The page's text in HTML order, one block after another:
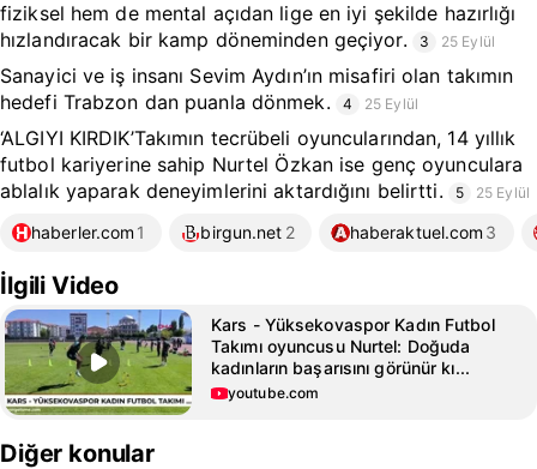
fiziksel hem de mental açıdan lige en iyi şekilde hazırlığı
hızlandıracak bir kamp döneminden geçiyor.
3 25 Eylül
Sanayici ve iş insanı Sevim Aydın’ın misafiri olan takımın
hedefi Trabzon dan puanla dönmek.
4 25 Eylül
‘ALGIYI KIRDIK’Takımın tecrübeli oyuncularından, 14 yıllık
futbol kariyerine sahip Nurtel Özkan ise genç oyunculara
ablalık yaparak deneyimlerini aktardığını belirtti.
5 25 Eylül
haberler.com 1 birgun.net 2 haberaktuel.com 3
İlgili Video
Kars - Yüksekovaspor Kadın Futbol
Takımı oyuncusu Nurtel: Doğuda
kadınların başarısını görünür kı...
youtube.com
Diğer konular